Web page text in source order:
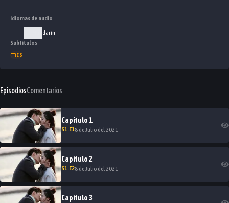
Idiomas de audio
Mandarín
Subtítulos
ES
EpisodiosComentarios
Capitulo 1
S1.E18 de Julio del 2021
Capitulo2
S1.E28 de Julio del 2021
Capitulo3